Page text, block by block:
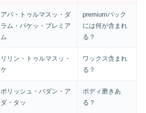
アパ・トゥルマスッ・ダ
ラム・パケッ・プレミア
ム
premiumパック
には何が含まれ
る？
リリン・トゥルマスッ・
ケ
ワックス含まれ
る？
ポリッシュ・バダン・ア
ダ・タッ
ボディ磨きあ
る？